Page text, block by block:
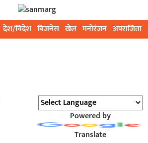
देश/विदेश बिजनेस खेल मनोरंजन अपराजिता
Powered by
Translate